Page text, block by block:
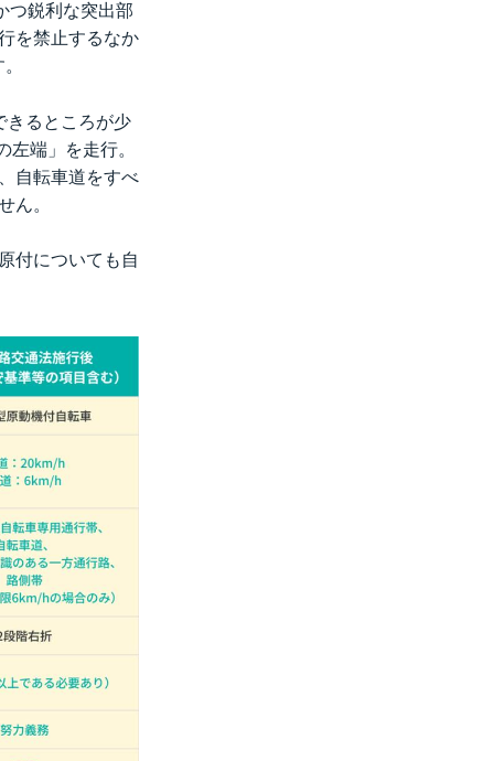
つ鋭利な突出部
を禁止するなか
きるところが少
端」を走行。
自転車道をすべ
ん。
付についても自